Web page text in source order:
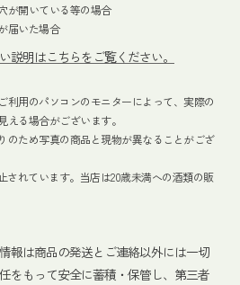
が開いている等の場合
届いた場合
説明はこちらをご覧ください。
利用のパソコンのモニターによって、実際の
る場合がございます。
のため写真の商品と現物が異なることがござ
されています。当店は20歳未満への酒類の販
報は商品の発送とご連絡以外には一切
をもって安全に蓄積・保管し、第三者